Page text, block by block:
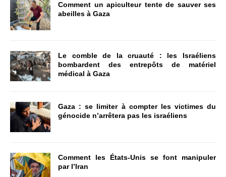
Comment un apiculteur tente de sauver ses
abeilles à Gaza
Le comble de la cruauté : les Israéliens
bombardent des entrepôts de matériel
médical à Gaza
Gaza : se limiter à compter les victimes du
génocide n’arrêtera pas les israéliens
Comment les États-Unis se font manipuler
par l’Iran